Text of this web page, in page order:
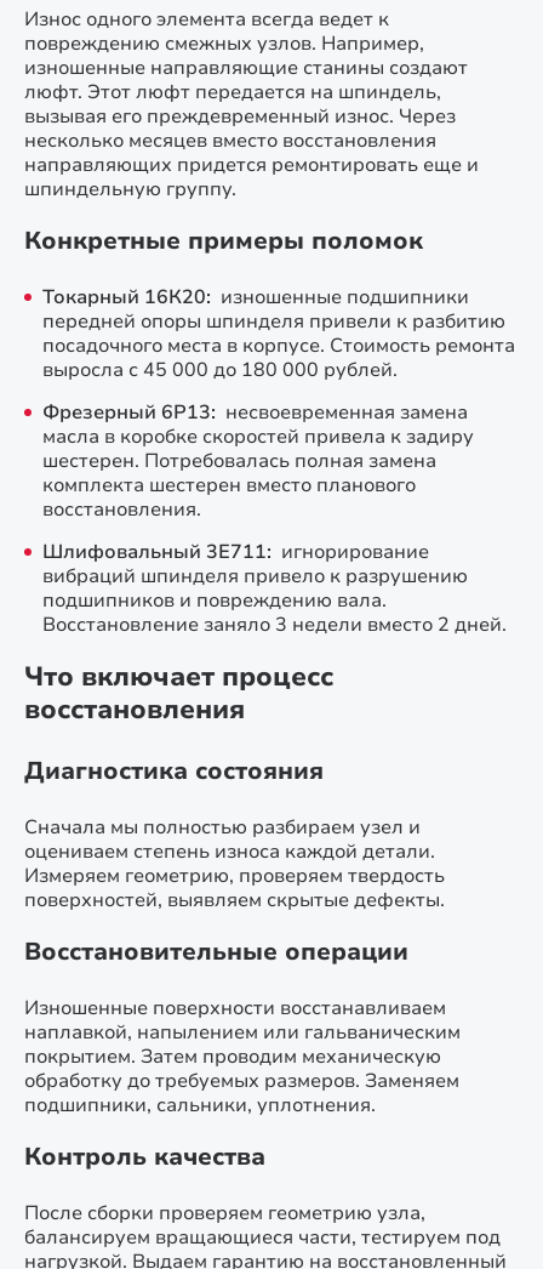
Износ одного элемента всегда ведет к
повреждению смежных узлов. Например,
изношенные направляющие станины создают
люфт. Этот люфт передается на шпиндель,
вызывая его преждевременный износ. Через
несколько месяцев вместо восстановления
направляющих придется ремонтировать еще и
шпиндельную группу.
Конкретные примеры поломок
Токарный 16К20: изношенные подшипники
передней опоры шпинделя привели к разбитию
посадочного места в корпусе. Стоимость ремонта
выросла с 45 000 до 180 000 рублей.
Фрезерный 6Р13: несвоевременная замена
масла в коробке скоростей привела к задиру
шестерен. Потребовалась полная замена
комплекта шестерен вместо планового
восстановления.
Шлифовальный 3Е711: игнорирование
вибраций шпинделя привело к разрушению
подшипников и повреждению вала.
Восстановление заняло 3 недели вместо 2 дней.
Что включает процесс
восстановления
Диагностика состояния
Сначала мы полностью разбираем узел и
оцениваем степень износа каждой детали.
Измеряем геометрию, проверяем твердость
поверхностей, выявляем скрытые дефекты.
Восстановительные операции
Изношенные поверхности восстанавливаем
наплавкой, напылением или гальваническим
покрытием. Затем проводим механическую
обработку до требуемых размеров. Заменяем
подшипники, сальники, уплотнения.
Контроль качества
После сборки проверяем геометрию узла,
балансируем вращающиеся части, тестируем под
нагрузкой. Выдаем гарантию на восстановленный